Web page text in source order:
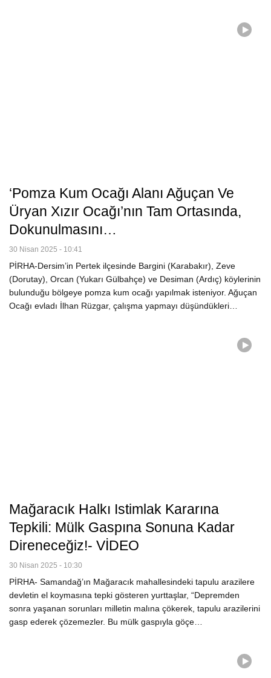
‘Pomza Kum Ocağı Alanı Ağuçan Ve
Üryan Xızır Ocağı’nın Tam Ortasında,
Dokunulmasını…
30 Nisan 2025 - 10:41
PİRHA-Dersim’in Pertek ilçesinde Bargini (Karabakır), Zeve
(Dorutay), Orcan (Yukarı Gülbahçe) ve Desiman (Ardıç) köylerinin
bulunduğu bölgeye pomza kum ocağı yapılmak isteniyor. Ağuçan
Ocağı evladı İlhan Rüzgar, çalışma yapmayı düşündükleri…
Mağaracık Halkı Istimlak Kararına
Tepkili: Mülk Gaspına Sonuna Kadar
Direneceğiz!- VİDEO
30 Nisan 2025 - 10:30
PİRHA- Samandağ’ın Mağaracık mahallesindeki tapulu arazilere
devletin el koymasına tepki gösteren yurttaşlar, “Depremden
sonra yaşanan sorunları milletin malına çökerek, tapulu arazilerini
gasp ederek çözemezler. Bu mülk gaspıyla göçe…